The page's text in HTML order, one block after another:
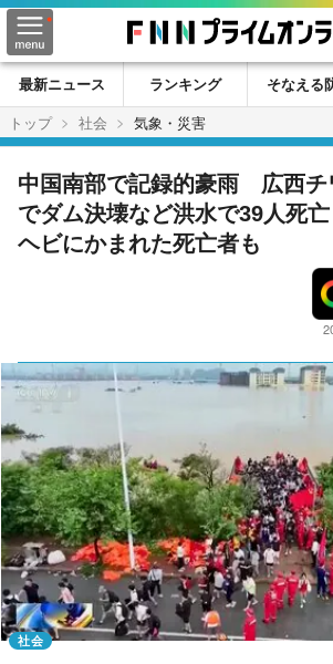
最新ニュース ランキング そなえる
トップ
社会 気象・災害
中国南部で記録的豪雨 広西チ
でダム決壊など洪水で39人死
ヘビにかまれた死亡者も
社会